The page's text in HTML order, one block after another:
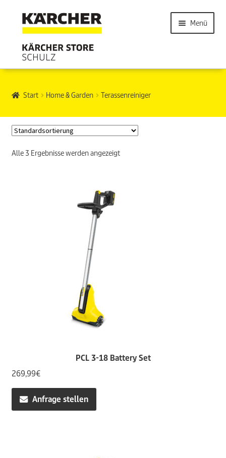
Menü
Start Home & Garden Terassenreiniger
Alle 3 Ergebnisse werden angezeigt
PCL 3-18 Battery Set
269,99€
Anfrage stellen